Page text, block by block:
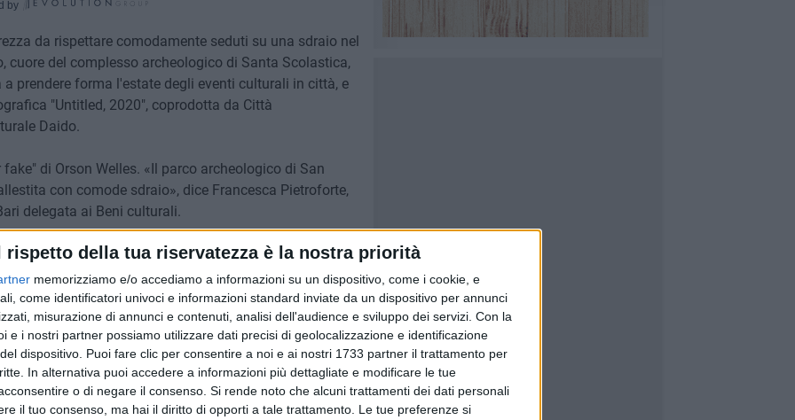
rispetto della tua riservatezza è la nostra priorità
memorizziamo e/o accediamo a informazioni su un dispositivo, come i cookie, e
come identificatori univoci e informazioni standard inviate da un dispositivo per annunci
misurazione di annunci e contenuti, analisi dell'audience e sviluppo dei servizi. Con la
e i nostri partner possiamo utilizzare dati precisi di geolocalizzazione e identificazione
dispositivo. Puoi fare clic per consentire a noi e ai nostri 1733 partner il trattamento per
In alternativa puoi accedere a informazioni più dettagliate e modificare le tue
o di negare il consenso. Si rende noto che alcuni trattamenti dei dati personali
il tuo consenso, ma hai il diritto di opporti a tale trattamento. Le tue preferenze si
by
da rispettare comodamente seduti su una sdraio nel
cuore del complesso archeologico di Santa Scolastica,
prendere forma l'estate degli eventi culturali in città, e
"Untitled, 2020", coprodotta da Città
Daido.
di Orson Welles. «Il parco archeologico di San
con comode sdraio», dice Francesca Pietroforte,
delegata ai Beni culturali.
prevista dal programmadella rassegna.
una
9 AGOSTO 2026
35° Anniversario arrivo della
Vlora: Bari fa rete